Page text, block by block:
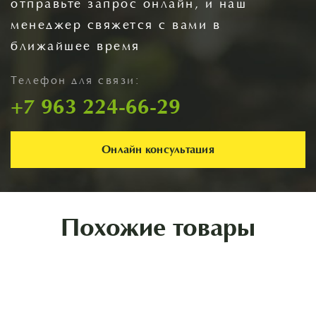
отправьте запрос онлайн, и наш
менеджер свяжется с вами в
ближайшее время
Телефон для связи:
+7 963 224-66-29
Онлайн консультация
Похожие товары